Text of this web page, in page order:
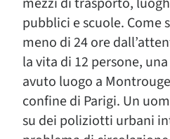
pubblici e scuole. Come
meno di 24 ore
la vita di 12 persone,
avuto luogo a
confine di Parigi. Un
su dei poliziotti urbani